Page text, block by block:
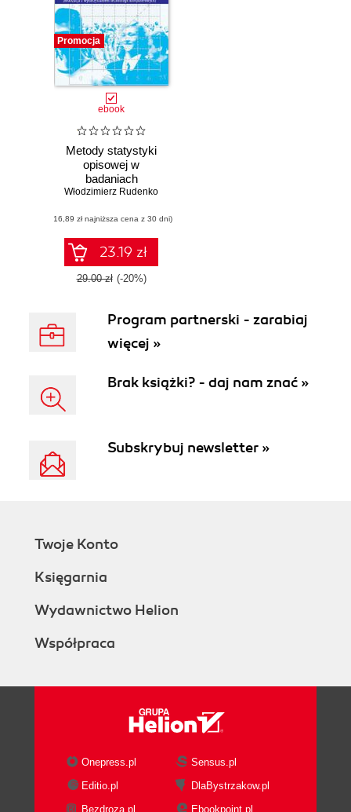
Promocja
ebook
Metody statystyki
opisowej w
badaniach
pedagogicznych
wykorzystaniem
technologii
komputerowych)
Włodzimierz Rudenko
(16,89 zł najniższa cena z 30 dni)
23.19 zł
29.00 zł (-20%)
Program partnerski - zarabiaj
więcej »
Brak książki? - daj nam znać »
Subskrybuj newsletter »
Twoje Konto
Księgarnia
Wydawnictwo Helion
Współpraca
Onepress.pl
Sensus.pl
Editio.pl
DlaBystrzakow.pl
Bezdroza.pl
Ebookpoint.pl